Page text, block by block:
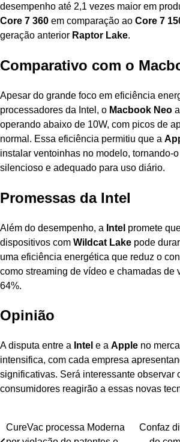
desempenho até 2,1 vezes maior em
Core 7 360 em comparação ao Core 7
geração anterior Raptor Lake.
Comparativo com o
Apesar do grande foco em eficiência
processadores da Intel, o Macbook Neo
operando abaixo de 10W, com picos de
normal. Essa eficiência permitiu que a
instalar ventoinhas no modelo, tornando-
silencioso e adequado para uso diário.
Promessas da Intel
Além do desempenho, a Intel promete
dispositivos com Wildcat Lake pode
uma eficiência energética que reduz o
como streaming de vídeo e chamadas de
64%.
Opinião
A disputa entre a Intel e a Apple no
intensifica, com cada empresa
significativas. Será interessante observar
consumidores reagirão a essas novas
Navegação
CureVac processa Moderna
Confaz